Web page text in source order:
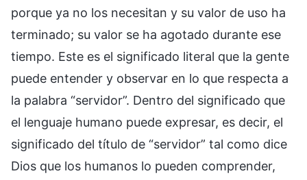
porque ya no los necesitan y su valor de uso ha
terminado; su valor se ha agotado durante ese
tiempo. Este es el significado literal que la gente
puede entender y observar en lo que respecta a
la palabra “servidor”. Dentro del significado que
el lenguaje humano puede expresar, es decir, el
significado del título de “servidor” tal como dice
Dios que los humanos lo pueden comprender,